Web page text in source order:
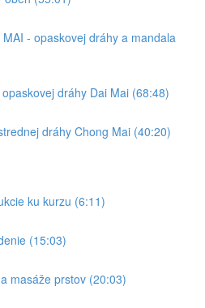
- opaskovej dráhy a mandala
dráhy Dai Mai (68:48)
dráhy Chong Mai (40:20)
ku kurzu (6:11)
(15:03)
masáže prstov (20:03)